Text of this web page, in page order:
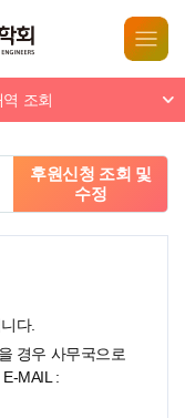
조회
후원신청 조회 및
수정
다.
경우 사무국으로
E-MAIL :